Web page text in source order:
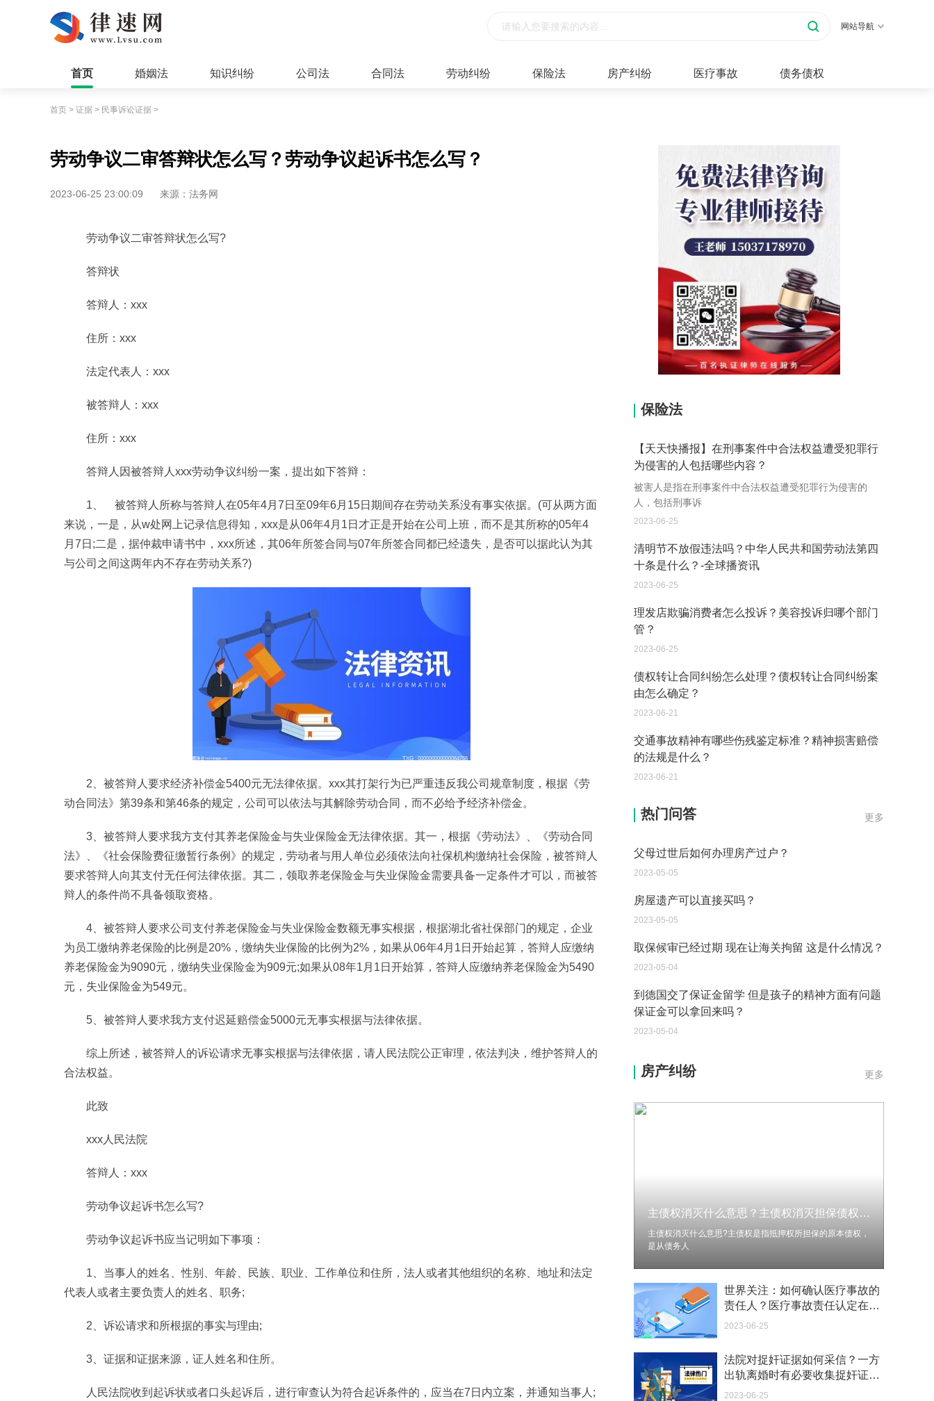
网站导航
首页 婚姻法 知识纠纷 公司法 合同法 劳动纠纷 保险法 房产纠纷 医疗事故 债务债权
首页 > 证据 > 民事诉讼证据 >
劳动争议二审答辩状怎么写？劳动争议起诉书怎么写？
2023-06-25 23:00:09 来源：法务网
劳动争议二审答辩状怎么写?
答辩状
答辩人：xxx
住所：xxx
法定代表人：xxx
被答辩人：xxx
住所：xxx
答辩人因被答辩人xxx劳动争议纠纷一案，提出如下答辩：
1、 被答辩人所称与答辩人在05年4月7日至09年6月15日期间存在劳动关系没有事实依据。(可从两方面
来说，一是，从w处网上记录信息得知，xxx是从06年4月1日才正是开始在公司上班，而不是其所称的05年4
月7日;二是，据仲裁申请书中，xxx所述，其06年所签合同与07年所签合同都已经遗失，是否可以据此认为其
与公司之间这两年内不存在劳动关系?)
2、被答辩人要求经济补偿金5400元无法律依据。xxx其打架行为已严重违反我公司规章制度，根据《劳
动合同法》第39条和第46条的规定，公司可以依法与其解除劳动合同，而不必给予经济补偿金。
3、被答辩人要求我方支付其养老保险金与失业保险金无法律依据。其一，根据《劳动法》、《劳动合同
法》、《社会保险费征缴暂行条例》的规定，劳动者与用人单位必须依法向社保机构缴纳社会保险，被答辩人
要求答辩人向其支付无任何法律依据。其二，领取养老保险金与失业保险金需要具备一定条件才可以，而被答
辩人的条件尚不具备领取资格。
4、被答辩人要求公司支付养老保险金与失业保险金数额无事实根据，根据湖北省社保部门的规定，企业
为员工缴纳养老保险的比例是20%，缴纳失业保险的比例为2%，如果从06年4月1日开始起算，答辩人应缴纳
养老保险金为9090元，缴纳失业保险金为909元;如果从08年1月1日开始算，答辩人应缴纳养老保险金为5490
元，失业保险金为549元。
5、被答辩人要求我方支付迟延赔偿金5000元无事实根据与法律依据。
综上所述，被答辩人的诉讼请求无事实根据与法律依据，请人民法院公正审理，依法判决，维护答辩人的
合法权益。
此致
xxx人民法院
答辩人：xxx
劳动争议起诉书怎么写?
劳动争议起诉书应当记明如下事项：
1、当事人的姓名、性别、年龄、民族、职业、工作单位和住所，法人或者其他组织的名称、地址和法定
代表人或者主要负责人的姓名、职务;
2、诉讼请求和所根据的事实与理由;
3、证据和证据来源，证人姓名和住所。
人民法院收到起诉状或者口头起诉后，进行审查认为符合起诉条件的，应当在7日内立案，并通知当事人;
保险法
【天天快播报】在刑事案件中合法权益遭受犯罪行
为侵害的人包括哪些内容？
被害人是指在刑事案件中合法权益遭受犯罪行为侵害的
人，包括刑事诉
2023-06-25
清明节不放假违法吗？中华人民共和国劳动法第四
十条是什么？-全球播资讯
2023-06-25
理发店欺骗消费者怎么投诉？美容投诉归哪个部门
管？
2023-06-25
债权转让合同纠纷怎么处理？债权转让合同纠纷案
由怎么确定？
2023-06-21
交通事故精神有哪些伤残鉴定标准？精神损害赔偿
的法规是什么？
2023-06-21
更多
热门问答
父母过世后如何办理房产过户？
房屋遗产可以直接买吗？
2023-05-05
取保候审已经过期 现在让海关拘留 这是什么情况？
2023-05-04
到德国交了保证金留学 但是孩子的精神方面有问题
保证金可以拿回来吗？
我想问一下申请护照需要带什么证件？
2023-05-04
谢！
你好 我想问一下外国人来这里工作没有护照该怎么
办？
如何续签居住证 我的1月7日到期
2023-05-04
中介说商务签转工作签证合法吗 应该向哪个国家机
2023-05-04
你好 我需要申请去美国结婚的签证 过程是什么？
更多
房产纠纷
主债权消灭什么意思？主债权消灭担保债权也是消灭的吗？
主债权消灭什么意思?主债权是指抵押权所担保的原本债权，
是从债务人
世界关注：如何确认医疗事故的
责任人？医疗事故责任认定在哪
个部门？
2023-06-25
法院对捉奸证据如何采信？一方
出轨离婚时有必要收集捉奸证据
吗？
2023-06-25